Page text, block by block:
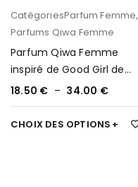
CatégoriesParfum Femme,
Parfums Qiwa Femme
Parfum Qiwa Femme
inspiré de Good Girl de
Carolina Herrera 251
18.50 € – 34.00 €
CHOIX DES OPTIONS